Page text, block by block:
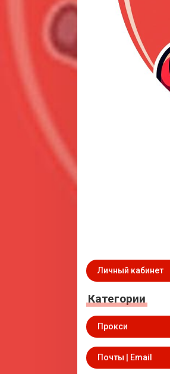
Личный кабинет
Категории
Прокси
Почты | Email